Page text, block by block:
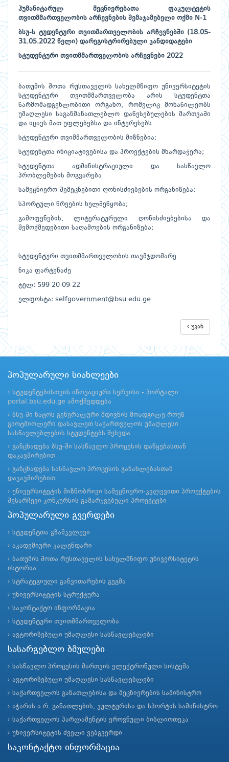
ჰუმანიტარულ მეცნიერებათა ფაკულტეტის
თვითმმართველობის არჩევნების შემაჯამებელი ოქმი N-1
ბსუ-ს ტუდენტური თვითმართველობის არჩევნებში (18.05-
31.05.2022 წელი) დარეგისტრირებული კანდიდატები
სტუდენტური თვითმმართველობის არჩევნები 2022
ბათუმის შოთა რუსთაველის სახელმწიფო უნივერსიტეტის
სტუდენტური თვითმმართველობა არის სტუდენტთა
წარმომადგენლობითი ორგანო, რომელიც მონაწილეობს
უმაღლესი საგანმანათლებლო დაწესებულების მართვაში
და იცავს მათ უფლებებსა და ინტერესებს.
სტუდენტური თვიმმართველობის მიზნებია:
სტუდენტთა ინიციატივებისა და პროექტების მხარდაჭერა;
სტუდენტთა ადმინისტრაციული და სასწავლო
პრობლემების მოგვარება
სამეცნიერო-შემეცნებითი ღონისძიებების ორგანიზება;
სპორტული წრეების ხელშეწყობა;
გამოფენების, ლიტერატურული ღონისძიებებისა და
შემოქმედებითი საღამოების ორგანიზება;
სტუდენტური თვითმმართველობის თავმჯდომარე
ნიკა ფარტენაძე
ტელ: 599 20 09 22
ელფოსტა: selfgovernment@bsu.edu.ge
უკან
პოპულარული სიახლეები
სტუდენტებისთვის ინოვაციური სერვისი - პორტალი
portal.bsu.edu.ge ამოქმედდება
ბსუ-ში ნატოს გენერალური მდივნის მოადგილე როუზ
გიოტმიოლერი დასავლეთ საქართველოს უმაღლესი
სასწავლებლების სტუდენტებს შეხვდა
განცხადება ბსუ-ში სასწავლო პროცესის დაწყებასთან
დაკავშირებით
განცხადება სასწავლო პროცესის განახლებასთან
დაკავშირებით
უნივერსიტეტის მიზნობრივი სამეცნიერო-კვლევითი პროექტების
შესარჩევი კონკურსის გამარჯვებული პროექტები
პოპულარული გვერდები
სტუდენტთა გზამკვლევი
აკადემიური კალენდარი
ბათუმის შოთა რუსთაველის სახელმწიფო უნივერსიტეტის
ისტორია
სტრატეგიული განვითარების გეგმა
უნივერსიტეტის სტრუქტურა
საკონტაქტო ინფორმაცია
სტუდენტური თვითმმართველობა
ავტორიზებული უმაღლესი სასწავლებლები
სასარგებლო ბმულები
სასწავლო პროცესის მართვის ელექტრონული სისტემა
ავტორიზებული უმაღლესი სასწავლებლები
საქართველოს განათლებისა და მეცნიერების სამინისტრო
აჭარის ა.რ. განათლების, კულტურისა და სპორტის სამინისტრო
საქართველოს პარლამენტის ეროვნული ბიბლიოთეკა
უნივერსიტეტის ძველი ვებგვერდი
საკონტაქტო ინფორმაცია